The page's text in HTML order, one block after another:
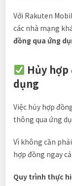
Với Rakuten
các nhà mạng
đồng qua ứng
Hủy
dụng
Việc hủy hợp
thông qua ứng
Vì không cần
hợp đồng ngay
Quy trình thực